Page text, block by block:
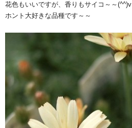
花色もいいですが、香りもサイコ～～(^^)v
ホント大好きな品種です～～